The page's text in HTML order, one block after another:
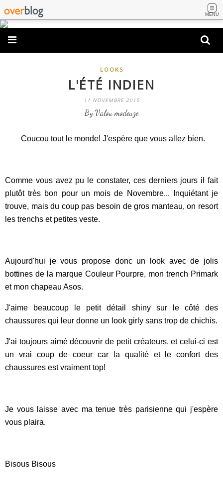
MENU
LOOKS
L'ÉTÉ INDIEN
11 NOVEMBRE 2015
By Valou modeuze
Coucou tout le monde! J'espère que vous allez bien.
Comme vous avez pu le constater, ces derniers jours il fait
plutôt très bon pour un mois de Novembre... Inquiétant je
trouve, mais du coup pas besoin de gros manteau, on resort
les trenchs et petites veste.
Aujourd'hui je vous propose donc un look avec de jolis
bottines de la marque Couleur Pourpre, mon trench Primark
et mon chapeau Asos.
J'aime beaucoup le petit détail shiny sur le côté des
chaussures qui leur donne un look girly sans trop de chichis.
J'ai toujours aimé découvrir de petit créateurs, et celui-ci est
un vrai coup de coeur car la qualité et le confort des
chaussures est vraiment top!
Je vous laisse avec ma tenue très parisienne qui j'espère
vous plaira.
Bisous Bisous